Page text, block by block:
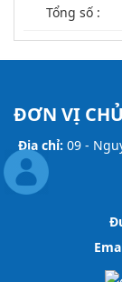
Tổng số :
ĐƠN VỊ
Địa chỉ: 09 -